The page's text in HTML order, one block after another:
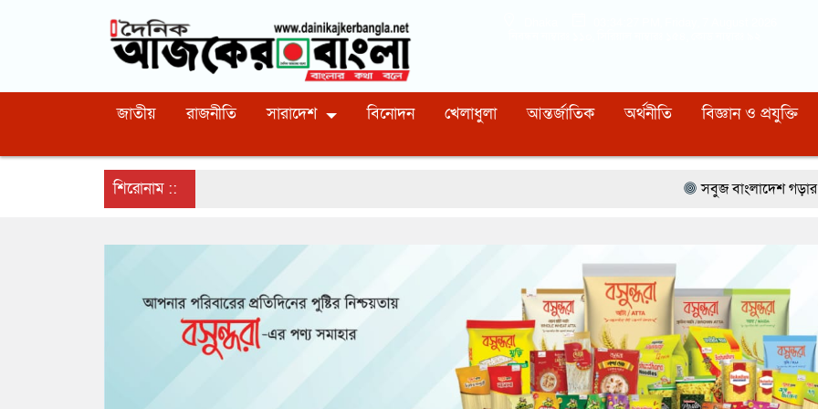
জাতীয় রাজনীতি সারাদেশ বিনোদন খেলাধুলা আন্তর্জাতিক অর্থনীতি বিজ্ঞান ও প্রযুক্তি
শিরোনাম :: সবুজ বাংলাদেশ গড়ার প্রত্যয়ে সিলেটে